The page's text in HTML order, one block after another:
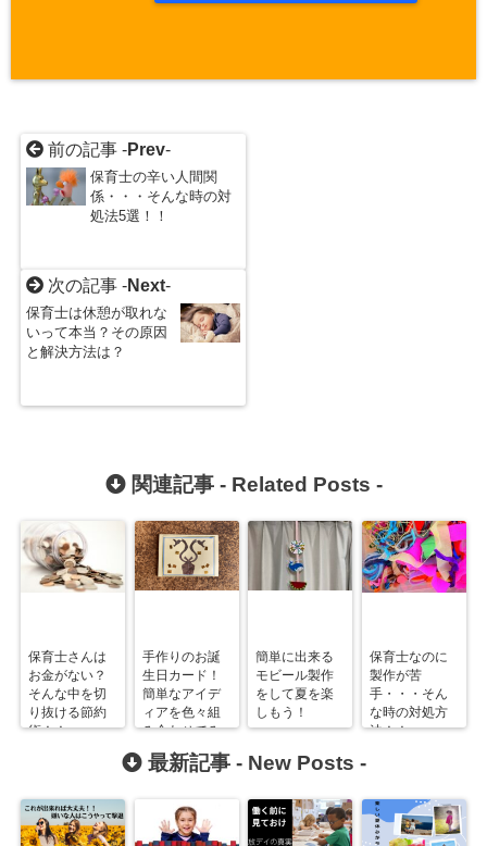
前の記事 -Prev-
保育士の辛い人間関
係・・・そんな時の対
処法5選！！
次の記事 -Next-
保育士は休憩が取れな
いって本当？その原因
と解決方法は？
関連記事 - Related Posts -
保育士さんは
お金がない？
そんな中を切
り抜ける節約
術！！
手作りのお誕
生日カード！
簡単なアイデ
ィアを色々組
み合わせてみ
よう！
簡単に出来る
モビール製作
をして夏を楽
しもう！
保育士なのに
製作が苦
手・・・そん
な時の対処方
法！！
最新記事 - New Posts -